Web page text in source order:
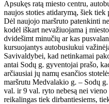
Apsukęs ratą miesto centru,
naujos stoties atidarymą, šiek
Dėl naujojo maršruto patenkinti
kodėl iškart nevažiuojama į
dvidešimt minučių ar kas
kursuojantys autobusiukui
Savivaldybei, kad netinkamai
antai Sodų g. gyventojai prašo,
arčiausiai jų namų esančios
maršrutu Medvalakio g. – Sodų
val. ir 9 val. ryto nebesą nei
reikalingas tiek dirbantiesiems,